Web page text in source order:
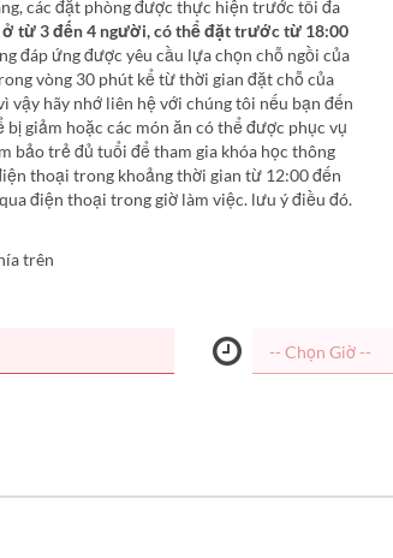
các đặt phòng được thực hiện trước tối đa
từ 3 đến 4 người, có thể đặt trước từ 18:00
đáp ứng được yêu cầu lựa chọn chỗ ngồi của
vòng 30 phút kể từ thời gian đặt chỗ của
vậy hãy nhớ liên hệ với chúng tôi nếu bạn đến
giảm hoặc các món ăn có thể được phục vụ
bảo trẻ đủ tuổi để tham gia khóa học thông
thoại trong khoảng thời gian từ 12:00 đến
điện thoại trong giờ làm việc. lưu ý điều đó.
trên